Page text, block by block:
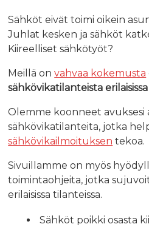
Sähköt eivät toimi oikein
Juhlat kesken ja sähköt
Kiireelliset sähkötyöt?
Meillä onvahvaa kokemusta
sähkövikatilanteista
Olemme koonneet avuksesi
sähkövikatilanteita, jotka
sähkövikailmoituksen tekoa.
Sivuillamme on myös
toimintaohjeita, jotka
erilaisissa tilanteissa.
Sähköt poikki osasta